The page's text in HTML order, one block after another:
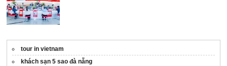
tour in vietnam
khách sạn 5 sao đà nẵng